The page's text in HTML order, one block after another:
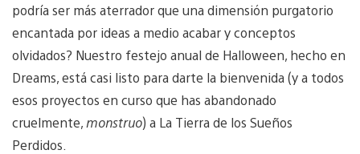
podría ser más aterrador que una dimensión purgatorio
encantada por ideas a medio acabar y conceptos
olvidados? Nuestro festejo anual de Halloween, hecho en
Dreams, está casi listo para darte la bienvenida (y a todos
esos proyectos en curso que has abandonado
cruelmente, monstruo) a La Tierra de los Sueños
Perdidos.